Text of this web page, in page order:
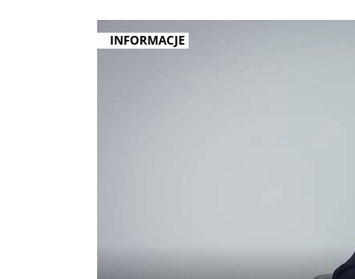
INFORMACJE